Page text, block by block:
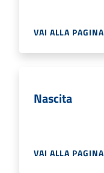
VAI ALLA PAGINA
Nascita
VAI ALLA PAGINA